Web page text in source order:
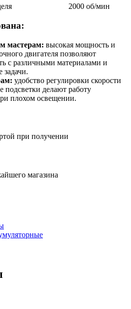
2000 об/мин
мастерам: высокая мощность и
двигателя позволяют
с различными материалами и
удобство регулировки скорости
подсветки делают работу
плохом освещении.
при получении
магазина